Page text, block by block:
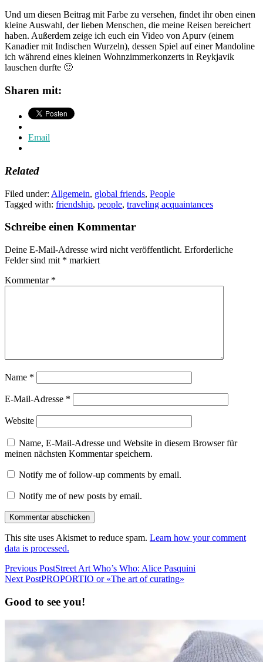
Und um diesen Beitrag mit Farbe zu versehen, findet ihr oben einen
kleine Auswahl, der lieben Menschen, die meine Reisen bereichert
haben. Außerdem zeige ich euch ein Video von Apurv (einem
Kanadier mit Indischen Wurzeln), dessen Spiel auf einer Mandoline
ich während eines kleinen Wohnzimmerkonzerts in Reykjavik
lauschen durfte 🙂
Sharen mit:
Email
Related
Filed under: Allgemein, global friends, People
Tagged with: friendship, people, traveling acquaintances
Schreibe einen Kommentar
Deine E-Mail-Adresse wird nicht veröffentlicht. Erforderliche
Felder sind mit * markiert
Kommentar *
Name *
E-Mail-Adresse *
Website
Name, E-Mail-Adresse und Website in diesem Browser für
meinen nächsten Kommentar speichern.
Notify me of follow-up comments by email.
Notify me of new posts by email.
This site uses Akismet to reduce spam. Learn how your comment
data is processed.
Previous PostStreet Art Who’s Who: Alice Pasquini
Next PostPROPORTIO or «The art of curating»
Good to see you!